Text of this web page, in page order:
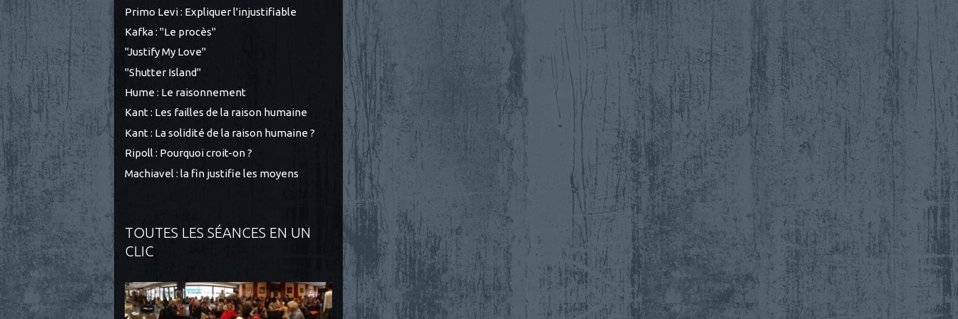
Primo Levi : Expliquer l'injustifiable
Kafka : "Le procès"
"Justify My Love"
"Shutter Island"
Hume : Le raisonnement
Kant : Les failles de la raison humaine
Kant : La solidité de la raison humaine ?
Ripoll : Pourquoi croit-on ?
Machiavel : la fin justifie les moyens
TOUTES LES SÉANCES EN UN
CLIC